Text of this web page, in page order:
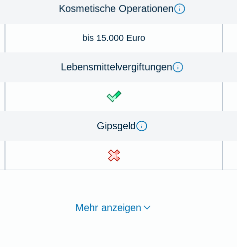
Kosmetische Opera­tionen
bis 15.000 Euro
Lebens­mittel­ver­giftungen
Gips­geld
Mehr anzeigen